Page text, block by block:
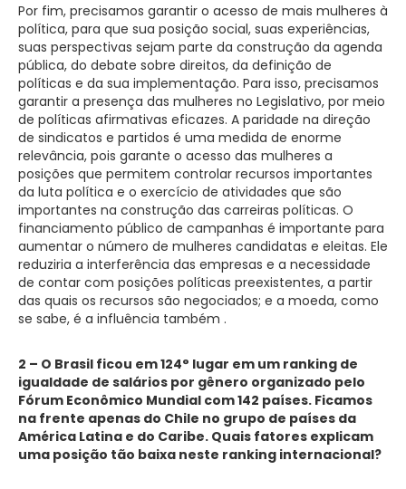
Por fim, precisamos garantir o acesso de mais mulheres à
política, para que sua posição social, suas experiências,
suas perspectivas sejam parte da construção da agenda
pública, do debate sobre direitos, da definição de
políticas e da sua implementação. Para isso, precisamos
garantir a presença das mulheres no Legislativo, por meio
de políticas afirmativas eficazes. A paridade na direção
de sindicatos e partidos é uma medida de enorme
relevância, pois garante o acesso das mulheres a
posições que permitem controlar recursos importantes
da luta política e o exercício de atividades que são
importantes na construção das carreiras políticas. O
financiamento público de campanhas é importante para
aumentar o número de mulheres candidatas e eleitas. Ele
reduziria a interferência das empresas e a necessidade
de contar com posições políticas preexistentes, a partir
das quais os recursos são negociados; e a moeda, como
se sabe, é a influência também .
2 – O Brasil ficou em 124° lugar em um ranking de
igualdade de salários por gênero organizado pelo
Fórum Econômico Mundial com 142 países. Ficamos
na frente apenas do Chile no grupo de países da
América Latina e do Caribe. Quais fatores explicam
uma posição tão baixa neste ranking internacional?